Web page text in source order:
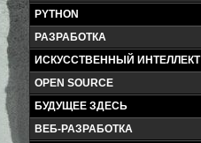
PYTHON
РАЗРАБОТКА
ИСКУССТВЕННЫЙ ИНТЕЛЛЕКТ
OPEN SOURCE
БУДУЩЕЕ ЗДЕСЬ
ВЕБ-РАЗРАБОТКА